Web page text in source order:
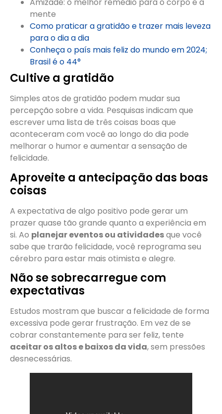
Amizade: o melhor remédio para o corpo e a
mente
Como praticar a gratidão e trazer mais leveza
para o dia a dia
Conheça o país mais feliz do mundo em 2024;
Brasil é o 44°
Cultive a gratidão
Simples atos de gratidão podem mudar sua
percepção sobre a vida. Pesquisas indicam que
escrever uma lista de três coisas boas que
aconteceram com você ao longo do dia pode
melhorar o humor e aumentar a sensação de
felicidade.
Aproveite a antecipação das boas
coisas
A expectativa de algo positivo pode gerar um
prazer quase tão grande quanto a experiência em
si. Ao planejar eventos ou atividadesque você
sabe que trarão felicidade, você reprograma seu
cérebro para estar mais otimista e alegre.
Não se sobrecarregue com
expectativas
Estudos mostram que buscar a felicidade de forma
excessiva pode gerar frustração. Em vez de se
cobrar constantemente para ser feliz, tente
aceitar os altos e baixos da vida, sem pressões
desnecessárias.